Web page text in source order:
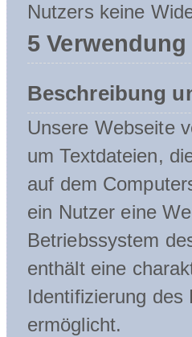
Nutzers keine
5
Beschreibung
Unsere Webseite
um Textdateien,
auf dem
ein Nutzer eine
Betriebssystem
enthält eine
Identifizierung
ermöglicht.